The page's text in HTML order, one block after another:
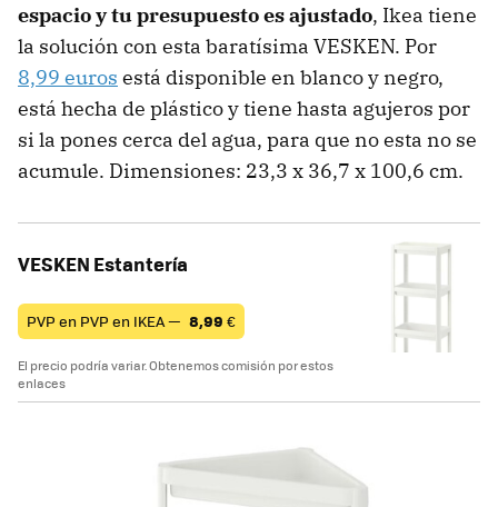
espacio y tu presupuesto es ajustado, Ikea tiene
la solución con esta baratísima VESKEN. Por
8,99 euros está disponible en blanco y negro,
está hecha de plástico y tiene hasta agujeros por
si la pones cerca del agua, para que no esta no se
acumule. Dimensiones: 23,3 x 36,7 x 100,6 cm.
VESKEN Estantería
PVP en PVP en IKEA — 8,99 €
El precio podría variar. Obtenemos comisión por estos
enlaces